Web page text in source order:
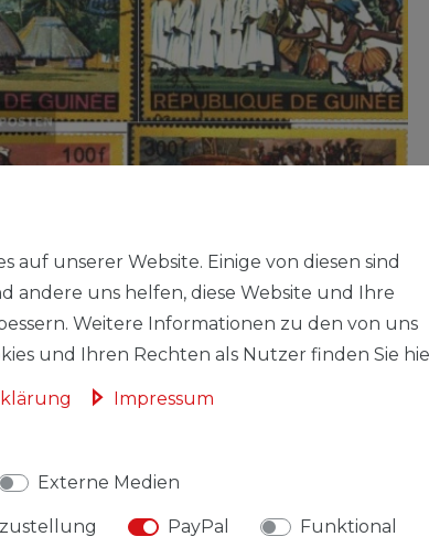
auf unserer Website. Einige von diesen sind
andere uns helfen, diese Website und Ihre
Weitere Informationen zu den von uns
und Ihren Rechten als Nutzer finden Sie
Impressum
Externe Medien
PayPal Funktional